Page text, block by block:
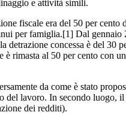
e attività simili.
fiscale era del 50 per
per famiglia.[1] Dal gennaio
detrazione concessa è del 30
è rimasta al 50 per cento con
da come è stato
del lavoro. In secondo luogo,
dei redditi).